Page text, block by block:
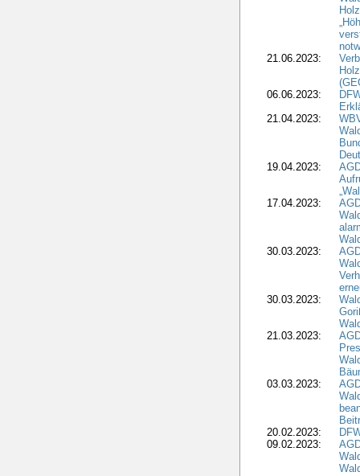
21.06.2023:
06.06.2023:
21.04.2023:
19.04.2023:
17.04.2023:
30.03.2023:
30.03.2023:
21.03.2023:
03.03.2023:
20.02.2023:
09.02.2023: